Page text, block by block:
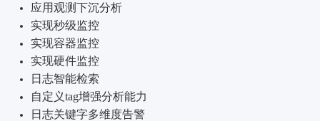
应用观测下沉分析
实现秒级监控
实现容器监控
实现硬件监控
日志智能检索
自定义tag增强分析能力
日志关键字多维度告警